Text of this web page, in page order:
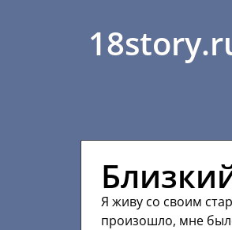
Я живу со своим
произошло, мне